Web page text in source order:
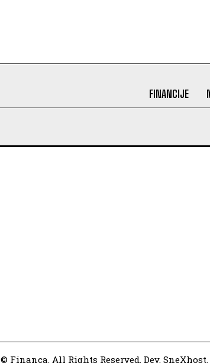
FINANCIJE
© Financa. All Rights Reserved. Dev. SneXhost.